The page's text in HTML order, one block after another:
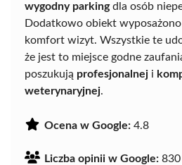
wygodny parkingdla osób
Dodatkowo obiekt
komfort wizyt. Wszystkie te
że jest to miejsce godne
poszukują profesjonalnej i
weterynaryjnej.
Ocena w Google: 4.8
Liczba opinii w Google: 830